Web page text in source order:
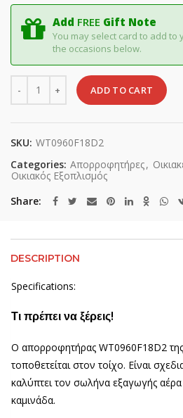
Add FREE Gift Note
You may select card to add
the occasions below.
ADD TO CART
SKU: WT0960F18D2
Categories: Απορροφητήρες,
Οικιακός Εξοπλισμός
Share
DESCRIPTION
Specifications:
Τι πρέπει να ξέρεις!
Ο απορροφητήρας WT0960F18D2 της
τοποθετείται στον τοίχο. Είναι
καλύπτει τον σωλήνα εξαγωγής αέρα
καμινάδα.